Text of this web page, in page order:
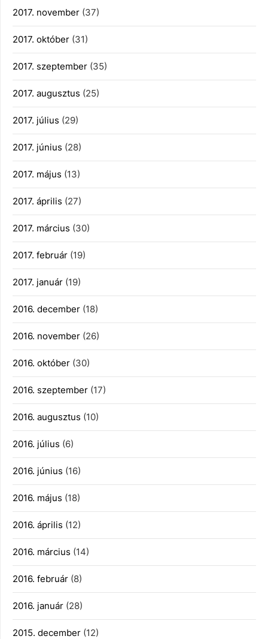
2017. november (37)
2017. október (31)
2017. szeptember (35)
2017. augusztus (25)
2017. július (29)
2017. június (28)
2017. május (13)
2017. április (27)
2017. március (30)
2017. február (19)
2017. január (19)
2016. december (18)
2016. november (26)
2016. október (30)
2016. szeptember (17)
2016. augusztus (10)
2016. július (6)
2016. június (16)
2016. május (18)
2016. április (12)
2016. március (14)
2016. február (8)
2016. január (28)
2015. december (12)